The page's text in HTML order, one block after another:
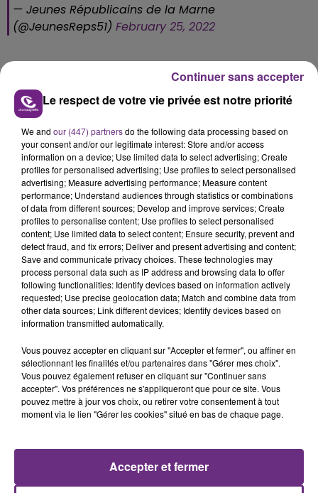
— Jeunes Républicains de la Marne
(@JeunesReps51) February 25, 2022
FIL D'ACTU
7 août 2026
LA CENTRALE NUCLÉAIRE DE CHOOZ
TOUJOURS À L'ARRÊT
Cela fait déjà une semaine que la centrale
nucléaire ardennaise est à l'arrêt. Une situation
justifiée par la sécheresse intense qui est toujours
présente.
C'était l'une des institutions du centre-ville
Le respect de votre vie privée est notre priorité
We and our (447) partnersdo the following data processing based on
your consent and/or our legitimate interest: Store and/or access
information on a device; Use limited data to select advertising; Create
profiles for personalised advertising; Use profiles to select personalised
advertising; Measure advertising performance; Measure content
performance; Understand audiences through statistics or combinations
of data from different sources; Develop and improve services; Create
profiles to personalise content; Use profiles to select personalised
content; Use limited data to select content; Ensure security, prevent and
detect fraud, and fix errors; Deliver and present advertising and content;
Save and communicate privacy choices. These technologies may
process personal data such as IP address and browsing data to offer
following functionalities: Identify devices based on information actively
requested; Use precise geolocation data; Match and combine data from
other data sources; Link different devices; Identify devices based on
information transmitted automatically.
Vous pouvez accepter en cliquant sur "Accepter et fermer", ou affiner en
sélectionnant les finalités et/ou partenaires dans "Gérer mes choix".
Vous pouvez également refuser en cliquant sur "Continuer sans
accepter". Vos préférences ne s'appliqueront que pour ce site. Vous
pouvez mettre à jour vos choix, ou retirer votre consentement à tout
moment via le lien "Gérer les cookies" situé en bas de chaque page.
Accepter et fermer
Continuer sans accepter